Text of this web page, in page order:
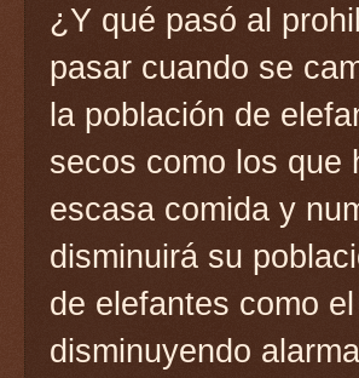
¿Y qué pasó al
pasar cuando se
la población de
secos como los que
escasa comida y
disminuirá su
de elefantes como
disminuyendo